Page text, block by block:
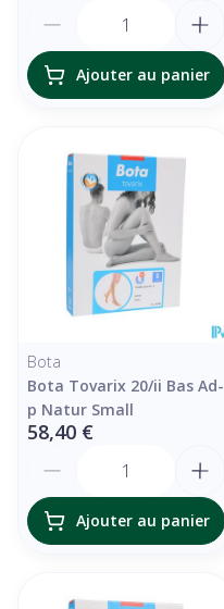
Ajouter au panier
Bota
Bota Tovarix 20/ii Bas Ad-
p Natur Small
58,40 €
Ajouter au panier